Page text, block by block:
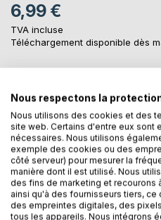
6,99 €
TVA incluse
Téléchargement disponible dès
AJOUTER
Ajouter à ma liste d'envies
Laisser un avis
Nous respectons la
Nous utilisons des cookies et des
site web. Certains d'entre eux sont
nécessaires. Nous utilisons
exemple des cookies ou des
côté serveur) pour mesurer la
manière dont il est utilisé. Nous
des fins de marketing et recourons
ainsi qu'à des fournisseurs tiers,
des empreintes digitales, des
tous les appareils. Nous intégrons